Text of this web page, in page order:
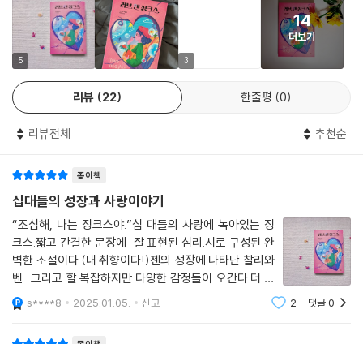
간결한 호흡으로 이루어진 아름답고 운율 있는 시구를 통해 풍부한 문학적
경험을 쌓을 수 있는 특징과 더불어 ‘민트썸머’ 작가의 일러스트를 삽입하
여 통통 튀는 색감과 인물 표현, 그에 대비되는 아름다운 배경 묘사 등으로
작품을 다채롭게 감상할 수 있다. 서정적인 느낌은 살리되 발랄한 느낌의
일러스트를 삽입하여 텍스트의 여백을 채우고, 감동을 더 진하게 남길 수
있도록 했다.
5 3
14
더보기
리뷰 22 한줄평 0
리뷰전체 추천순
종이책
십대들의 성장과 사랑이야기
“조심해, 나는 징크스야.”십 대들의 사랑에 녹아있는 징
크스.짧고 간결한 문장에 잘 표현된 심리.시로 구성된 완
벽한 소설이다.(내 취향이다!)젠의 성장에 나타난 찰리와
벤.. 그리고 할.복잡하지만 다양한 감정들이 오간다.더 이
상 찾아오지 않을 것 같은 사랑이 찾아온다.젠은 찰리와
사랑에 빠진다.찰리는 뭔가 위태롭다.그 느낌이 적중해버
s****8 2025.01.05. 신고 2 댓글0